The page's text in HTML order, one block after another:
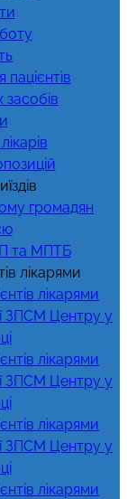
засобів
громадян
та МПТБ
лікарями
лікарями
ЗПСМ Центру у
лікарями
ЗПСМ Центру у
лікарями
ЗПСМ Центру у
лікарями